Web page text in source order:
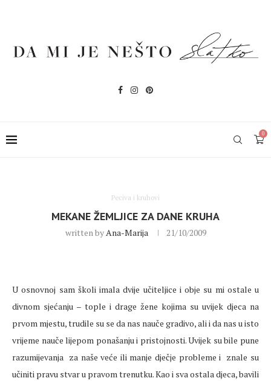
0
Peciva i kruhovi
MEKANE ŽEMLJICE ZA DANE KRUHA
written byAna-Marija 21/10/2009
U osnovnoj sam školi imala dvije učiteljice i obje su mi ostale u
divnom sjećanju – tople i drage žene kojima su uvijek djeca na
prvom mjestu, trudile su se da nas nauče gradivo, ali i da nas u isto
vrijeme nauče lijepom ponašanju i pristojnosti. Uvijek su bile pune
razumijevanja za naše veće ili manje dječje probleme i znale su
učiniti pravu stvar u pravom trenutku. Kao i sva ostala djeca, bavili